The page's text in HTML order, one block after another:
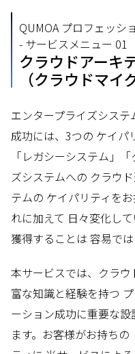
QUMOA プロフェッシ
- サービスメニュー 01
クラウドアーキ
（クラウドマイ
エンタープライズシス
成功には、3つの ケイパ
「レガシーシステム」
ズシステムへの クラウ
テムの ケイパリティを
れに加えて 日々変化し
獲得することは 容易では
本サービスでは、クラ
富な知識と経験を持つ
ーション成功に重要な
ます。お客様がお持ち